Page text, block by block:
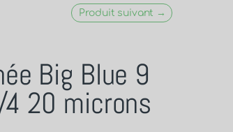
Produit suivant →
Big Blue 9
20 microns